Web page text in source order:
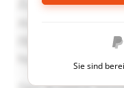
Sie sind